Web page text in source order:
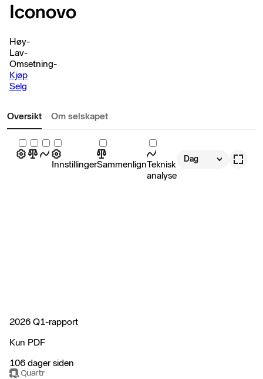
Iconovo
Høy-
Lav-
Omsetning-
Kjøp
Selg
Oversikt Om selskapet
InnstillingerSammenlignTeknisk
analyse
Dag
2026 Q1-rapport
Kun PDF
106 dager siden